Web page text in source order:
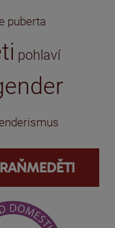
puberta
pohlaví